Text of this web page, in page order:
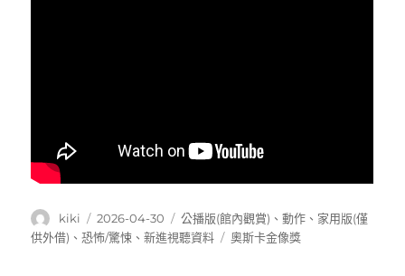
作
者
kiki
發
佈
2026-04-30
分
類
公播版(館內觀賞) 、動作 、 家用版(僅
供外借) 、恐怖/驚悚 、新進視聽資料
標
奧斯卡金像獎